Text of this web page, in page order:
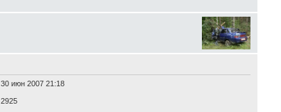
30 июн 2007 21:18
2925